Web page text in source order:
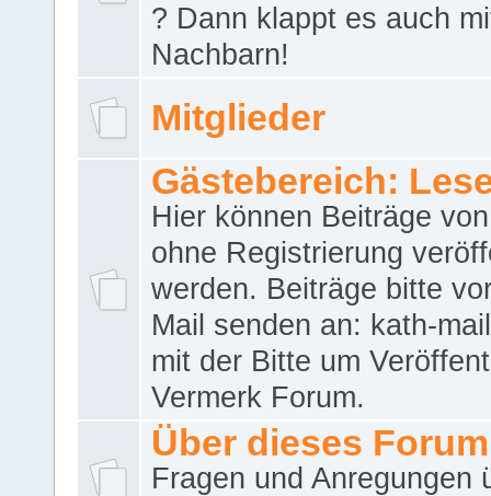
? Dann klappt es auch
Nachbarn!
Mitglieder
Gästebereich:
Hier können Beiträge
ohne Registrierung
werden. Beiträge bitte
Mail senden an: kath-
mit der Bitte um
Vermerk Forum.
Über dieses Forum
Fragen und Anregungen